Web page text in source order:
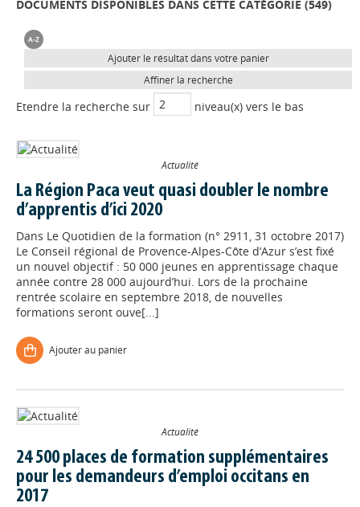
DOCUMENTS DISPONIBLES DANS CETTE CATÉGORIE (549)
Ajouter le résultat dans votre panier
Affiner la recherche
Etendre la recherche sur niveau(x) vers le bas
Actualité
La Région Paca veut quasi doubler le nombre
d’apprentis d’ici 2020
Dans Le Quotidien de la formation (n° 2911, 31 octobre 2017)
Le Conseil régional de Provence-Alpes-Côte d’Azur s’est fixé
un nouvel objectif : 50 000 jeunes en apprentissage chaque
année contre 28 000 aujourd’hui. Lors de la prochaine
rentrée scolaire en septembre 2018, de nouvelles
formations seront ouve[...]
Ajouter au panier
Actualité
24 500 places de formation supplémentaires
pour les demandeurs d’emploi occitans en
2017